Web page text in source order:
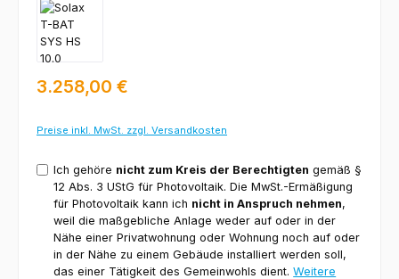
Regulärer Preis:
3.258,00 €
Preise inkl. MwSt. zzgl. Versandkosten
Ich gehöre nicht zum Kreis der Berechtigten gemäß §
12 Abs. 3 UStG für Photovoltaik. Die MwSt.-Ermäßigung
für Photovoltaik kann ich nicht in Anspruch nehmen,
weil die maßgebliche Anlage weder auf oder in der
Nähe einer Privatwohnung oder Wohnung noch auf oder
in der Nähe zu einem Gebäude installiert werden soll,
das einer Tätigkeit des Gemeinwohls dient.Weitere